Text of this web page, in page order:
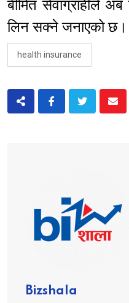
बीमित सेवाग्राहीले
लिन सक्ने जनाएको छ।
health insurance
Bizshala